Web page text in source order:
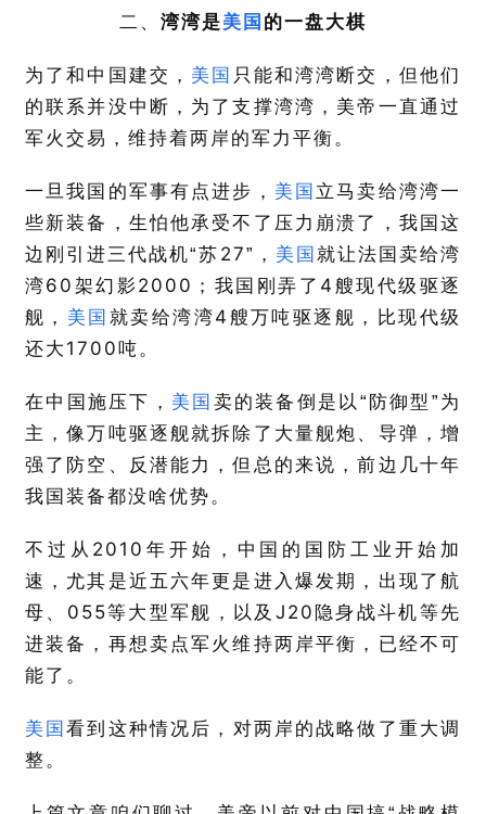
二、 湾湾是美国 的一盘大棋
为了和中国建交， 美国 只能和湾湾断交，但他们
的联系并没中断，为了支撑湾湾，美帝一直通过
军火交易，维持着两岸的军力平衡。
一旦我国的军事有点进步， 美国 立马卖给湾湾一
些新装备，生怕他承受不了压力崩溃了，我国这
边刚引进三代战机“苏 27”， 美国 就让法国卖给湾
湾60 架幻影 2000 ；我国刚弄了 4 艘现代级驱逐
舰， 美国 就卖给湾湾4 艘万吨驱逐舰，比现代级
还大 1700吨。
在中国施压下， 美国 卖的装备倒是以“防御型”为
主，像万吨驱逐舰就拆除了大量舰炮、导弹，增
强了防空、反潜能力，但总的来说，前边几十年
我国装备都没啥优势。
不过从 2010 年开始，中国的国防工业开始加
速，尤其是近五六年更是进入爆发期，出现了航
母、 055等大型军舰，以及 J20 隐身战斗机等先
进装备，再想卖点军火维持两岸平衡，已经不可
能了。
美国看到这种情况后，对两岸的战略做了重大调
整。